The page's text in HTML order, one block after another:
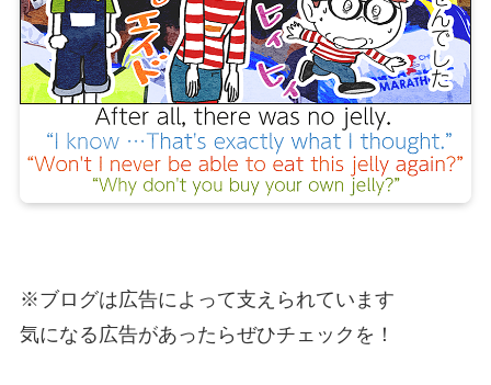
※ブログは広告によって支えられています
気になる広告があったらぜひチェックを！